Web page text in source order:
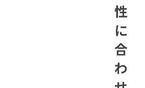
性
に
合
わ